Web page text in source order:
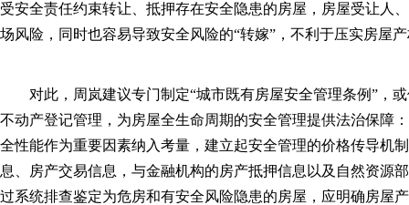
受安全责任约束转让、抵押存在安全隐患的房屋，房屋受让人
场风险，同时也容易导致安全风险的“转嫁”，不利于压实房屋
对此，周岚建议专门制定“城市既有房屋安全管理条例”，
不动产登记管理，为房屋全生命周期的安全管理提供法治保障
全性能作为重要因素纳入考量，建立起安全管理的价格传导机
息、房产交易信息，与金融机构的房产抵押信息以及自然资源
过系统排查鉴定为危房和有安全风险隐患的房屋，应明确房屋